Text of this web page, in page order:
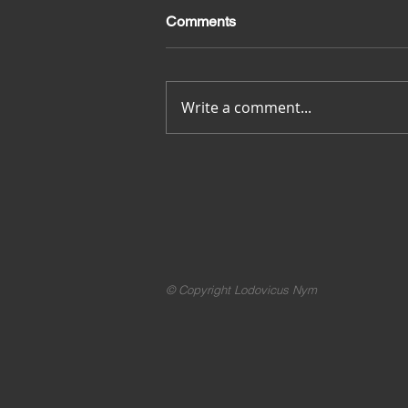
Merci pour tout
Comments
Write a comment...
© Copyright Lodovicus Nym